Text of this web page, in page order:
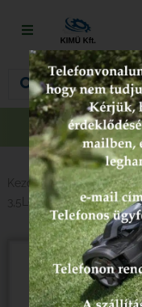
Fűnyírás
Vágás és
Talajápolás és
Alkatrészek
Kenőanyagok
Kezdőlap/ Erdészet -
3,5Le, 4Le, 4,5Le